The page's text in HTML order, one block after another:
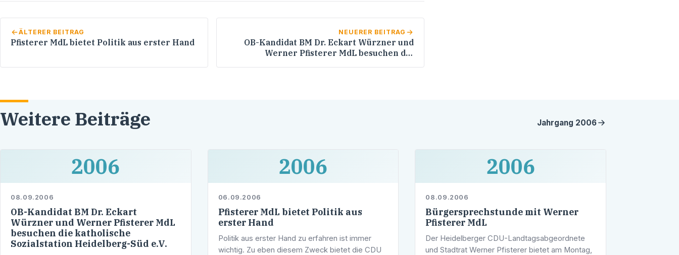
ÄLTERER BEITRAG
Pfisterer MdL bietet Politik aus erster Hand
NEUERER BEITRAG
OB-Kandidat BM Dr. Eckart Würzner und
Werner Pfisterer MdL besuchen die
Weitere Beiträge Jahrgang 2006
2006
08.09.2006
OB-Kandidat BM Dr. Eckart
Würzner und Werner Pfisterer MdL
besuchen die katholische
Sozialstation Heidelberg-Süd e.V.
2006
06.09.2006
Pfisterer MdL bietet Politik aus
erster Hand
Politik aus erster Hand zu erfahren ist immer
wichtig. Zu eben diesem Zweck bietet die CDU
2006
08.09.2006
Bürgersprechstunde mit Werner
Pfisterer MdL
Der Heidelberger CDU-Landtagsabgeordnete
und Stadtrat Werner Pfisterer bietet am Montag,